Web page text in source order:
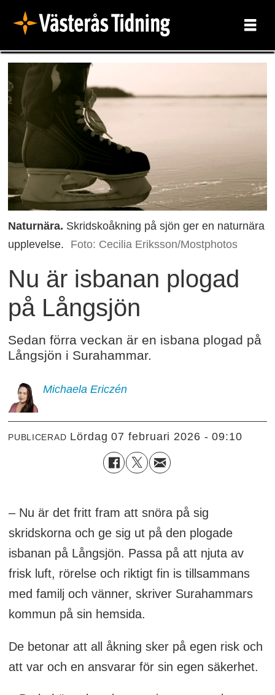
Naturnära. Skridskoåkning på sjön ger en naturnära
upplevelse.
Foto: Cecilia Eriksson/Mostphotos
Nu är isbanan plogad
på Långsjön
Sedan förra veckan är en isbana plogad på
Långsjön i Surahammar.
Michaela Ericzén
PUBLICERAD lördag 07 februari 2026 - 09:10
– Nu är det fritt fram att snöra på sig
skridskorna och ge sig ut på den plogade
isbanan på Långsjön. Passa på att njuta av
frisk luft, rörelse och riktigt fin is tillsammans
med familj och vänner, skriver Surahammars
kommun på sin hemsida.
De betonar att all åkning sker på egen risk och
att var och en ansvarar för sin egen säkerhet.